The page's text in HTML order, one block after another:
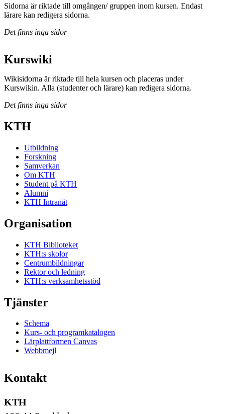
Sidorna är riktade till omgången/ gruppen inom kursen. Endast
lärare kan redigera sidorna.
Det finns inga sidor
Kurswiki
Wikisidorna är riktade till hela kursen och placeras under
Kurswikin. Alla (studenter och lärare) kan redigera sidorna.
Det finns inga sidor
KTH
Utbildning
Forskning
Samverkan
Om KTH
Student på KTH
Alumni
KTH Intranät
Organisation
KTH Biblioteket
KTH:s skolor
Centrumbildningar
Rektor och ledning
KTH:s verksamhetsstöd
Tjänster
Schema
Kurs- och programkatalogen
Lärplattformen Canvas
Webbmejl
Kontakt
KTH